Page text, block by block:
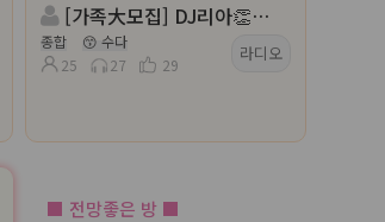
[가족大모집] DJ리아👏텐션업_즐거운인생
종합
😙 수다
25
27 29
라디오
■ 전망좋은 방 ■